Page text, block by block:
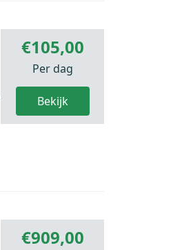
€105,00
Per dag
Bekijk
€909,00